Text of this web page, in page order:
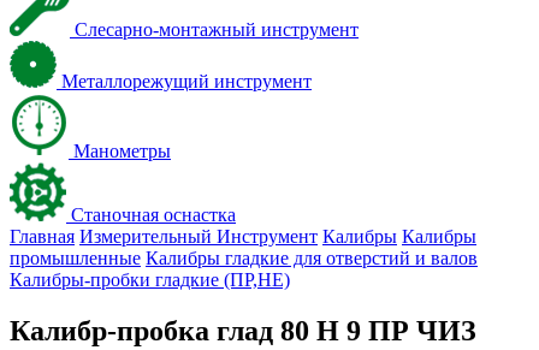
Слесарно-монтажный инструмент
Металлорежущий инструмент
Манометры
Станочная оснастка
Главная Измерительный Инструмент Калибры Калибры
промышленные Калибры гладкие для отверстий и валов
Калибры-пробки гладкие (ПР,НЕ)
Калибр-пробка глад 80 H 9 ПР ЧИЗ